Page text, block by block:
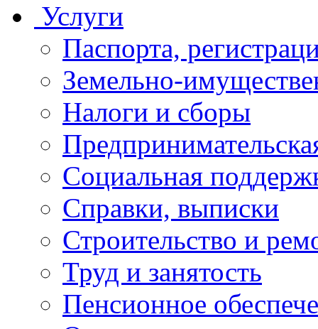
Услуги
Паспорта,
Земельно-
Налоги и сборы
Социальная
Справки, выписки
Строительство и
Труд и занятость
Пенсионное